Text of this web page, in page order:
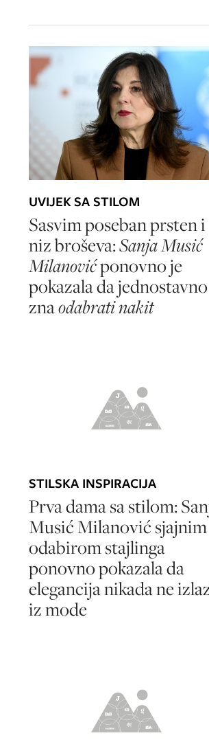
UVIJEK SA STILOM
Sasvim poseban prsten i
niz broševa:Sanja Musić
Milanovićponovno je
pokazala da jednostavno
znaodabrati nakit
STILSKA INSPIRACIJA
Prva dama sa stilom:
Musić Milanović sjajnim
odabirom stajlinga
ponovno pokazala da
elegancija nikada ne
iz mode